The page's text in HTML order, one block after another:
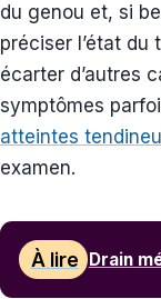
du genou et, si
préciser l’état du
écarter d’autres
symptômes
atteintes
examen.
À lire Drain